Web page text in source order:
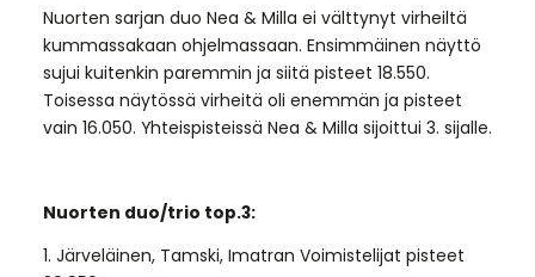
Nuorten sarjan duo Nea & Milla ei välttynyt virheiltä
kummassakaan ohjelmassaan. Ensimmäinen näyttö
sujui kuitenkin paremmin ja siitä pisteet 18.550.
Toisessa näytössä virheitä oli enemmän ja pisteet
vain 16.050. Yhteispisteissä Nea & Milla sijoittui 3. sijalle.
Nuorten duo/trio top.3:
1. Järveläinen, Tamski, Imatran Voimistelijat pisteet